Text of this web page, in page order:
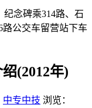
念碑乘314路、石
公交车留营站下车
(2012年)
中专中技 浏览：